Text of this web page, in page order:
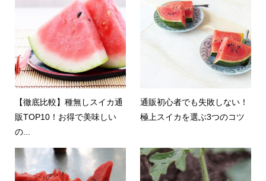
【徹底比較】種無しスイカ通
販TOP10！お得で美味しい
の...
通販初心者でも失敗しない！
極上スイカを選ぶ3つのコツ